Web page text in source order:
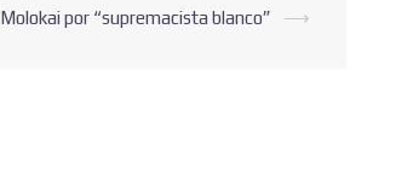
Molokai por “supremacista blanco”
⟶